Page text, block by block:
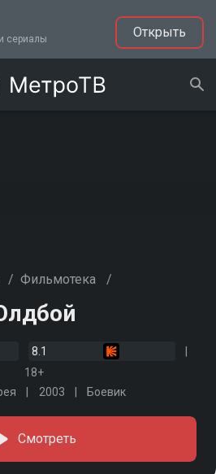
сериалы
Открыть
/ Фильмотека /
8.1
18+
2003 Боевик
Смотреть